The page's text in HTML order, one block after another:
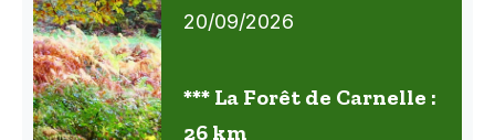
20/09/2026
*** La Forêt de Carnelle :
26 km